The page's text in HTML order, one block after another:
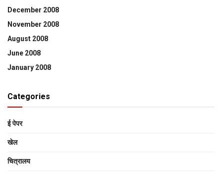
December 2008
November 2008
August 2008
June 2008
January 2008
Categories
ई पेपर
खेल
चित्रालय